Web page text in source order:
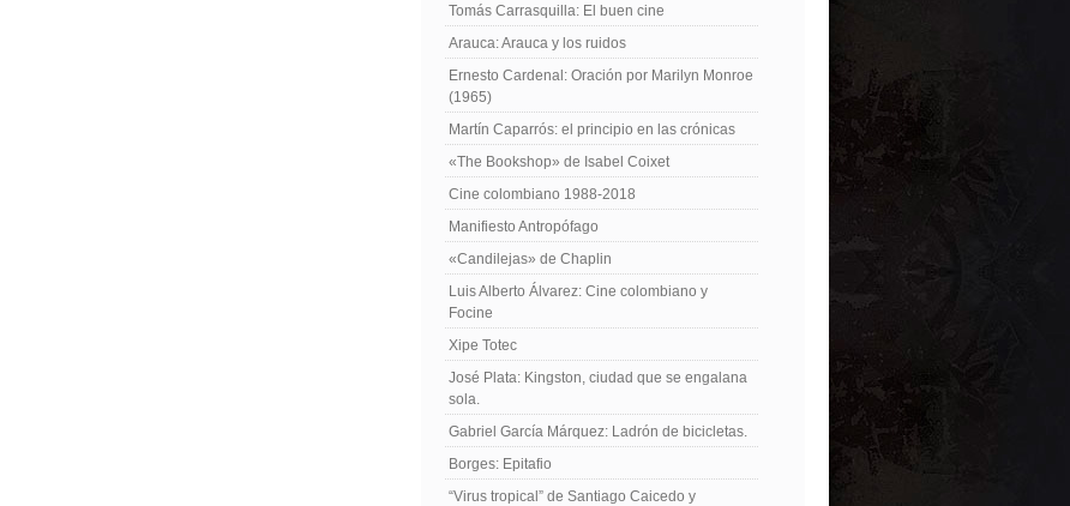
Tomás Carrasquilla: El buen cine
Arauca: Arauca y los ruidos
Ernesto Cardenal: Oración por Marilyn Monroe
(1965)
Martín Caparrós: el principio en las crónicas
«The Bookshop» de Isabel Coixet
Cine colombiano 1988-2018
Manifiesto Antropófago
«Candilejas» de Chaplin
Luis Alberto Álvarez: Cine colombiano y
Focine
Xipe Totec
José Plata: Kingston, ciudad que se engalana
sola.
Gabriel García Márquez: Ladrón de bicicletas.
Borges: Epitafio
“Virus tropical” de Santiago Caicedo y